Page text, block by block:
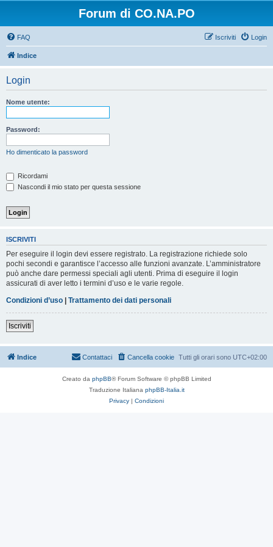
Forum di CO.NA.PO
FAQ Login
Iscriviti
Indice
Login
Nome utente:
Password:
Ho dimenticato la password
Ricordami
Nascondi il mio stato per questa sessione
ISCRIVITI
Per eseguire il login devi essere registrato. La registrazione richiede solo
pochi secondi e garantisce l’accesso alle funzioni avanzate. L’amministratore
può anche dare permessi speciali agli utenti. Prima di eseguire il login
assicurati di aver letto i termini d’uso e le varie regole.
Condizioni d’uso | Trattamento dei dati personali
Iscriviti
Indice Tutti gli orari sono UTC+02:00
Cancella cookie
Contattaci
Creato da phpBB® Forum Software © phpBB Limited
Traduzione Italiana phpBB-Italia.it
Privacy | Condizioni